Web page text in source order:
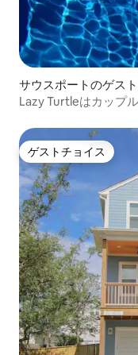
サウスポートのゲス
Lazy Turtleはカップ
ゲストチョイス
ゲストチョイス